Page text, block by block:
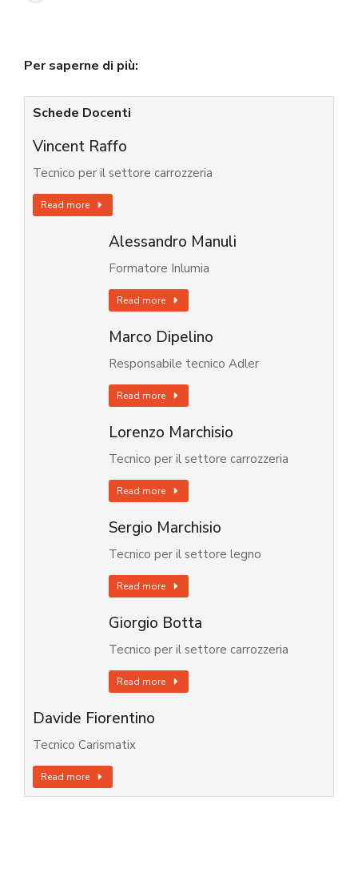
Per saperne di più:
Schede Docenti
Vincent Raffo
Tecnico per il settore carrozzeria
Read more
Alessandro Manuli
Formatore Inlumia
Read more
Marco Dipelino
Responsabile tecnico Adler
Read more
Lorenzo Marchisio
Tecnico per il settore carrozzeria
Read more
Sergio Marchisio
Tecnico per il settore legno
Read more
Giorgio Botta
Tecnico per il settore carrozzeria
Read more
Davide Fiorentino
Tecnico Carismatix
Read more